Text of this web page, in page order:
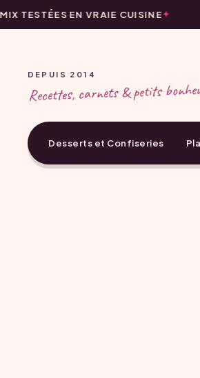
TESTÉES EN VRAIE CUISINE
DEPUIS 2014
Recettes, carnets & petits
Desserts et Confiseries